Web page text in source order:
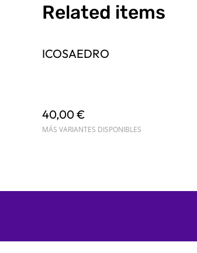
Related items
ICOSAEDRO
40,00 €
MÁS VARIANTES DISPONIBLES